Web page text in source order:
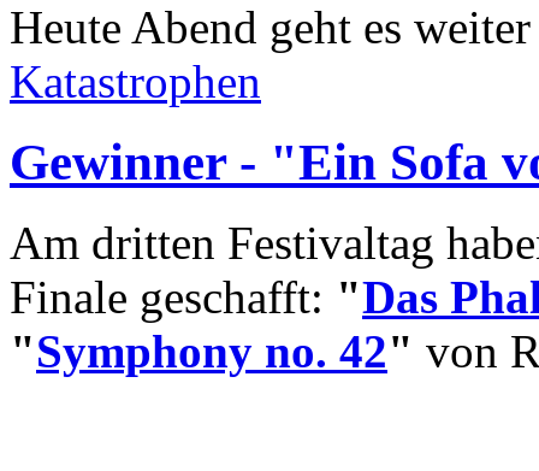
Heute Abend geht es
Katastrophen
Gewinner - "Ein Sofa
Am dritten Festivaltag
Finale geschafft: "Das
"Symphony no. 42" von